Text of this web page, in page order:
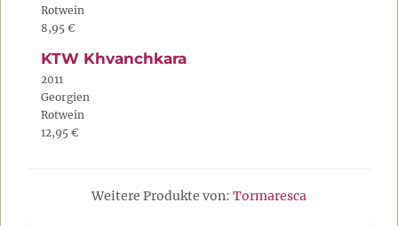
Rotwein
8,95 €
KTW Khvanchkara
2011
Georgien
Rotwein
12,95 €
Weitere Produkte von: Tormaresca